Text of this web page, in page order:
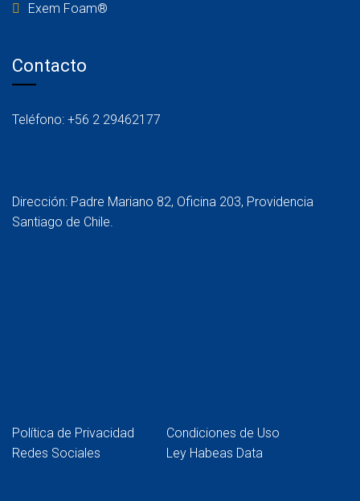
Exem Foam®
Contacto
Teléfono: +56 2 29462177
Dirección: Padre Mariano 82, Oficina 203, Providencia
Santiago de Chile.
Política de Privacidad
Condiciones de Uso
Redes Sociales
Ley Habeas Data